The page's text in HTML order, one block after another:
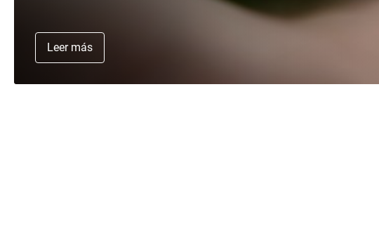
Leer más